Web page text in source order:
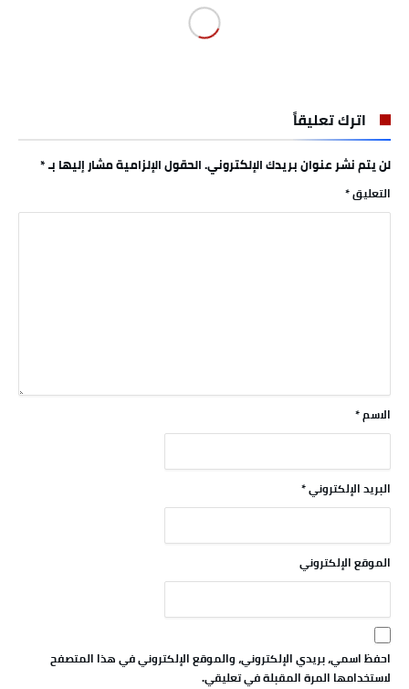
اترك تعليقاً
لن يتم نشر عنوان بريدك الإلكتروني.الحقول الإلزامية مشار إليها بـ*
التعليق*
الاسم*
البريد الإلكتروني*
الموقع الإلكتروني
احفظ اسمي، بريدي الإلكتروني، والموقع الإلكتروني في هذا المتصفح
لاستخدامها المرة المقبلة في تعليقي.